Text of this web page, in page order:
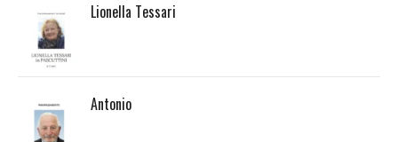
Lionella Tessari
Antonio